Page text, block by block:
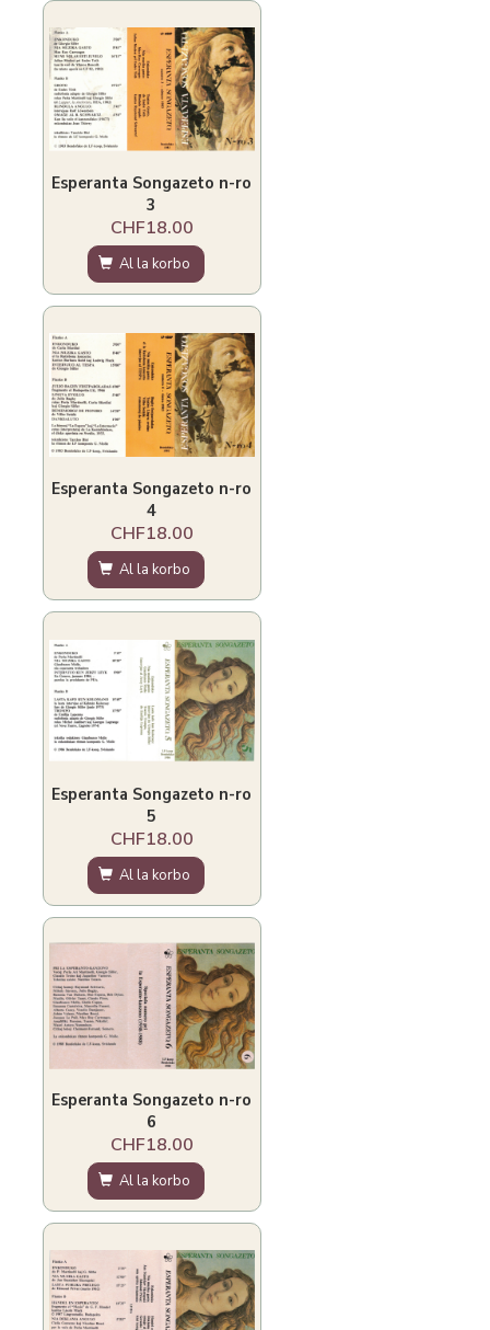
Esperanta Songazeto n-ro
3
CHF18.00
Al la korbo
Esperanta Songazeto n-ro
4
CHF18.00
Al la korbo
Esperanta Songazeto n-ro
5
CHF18.00
Al la korbo
Esperanta Songazeto n-ro
6
CHF18.00
Al la korbo